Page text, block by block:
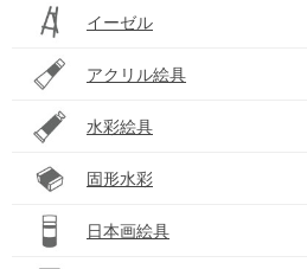
イーゼル
アクリル絵具
水彩絵具
固形水彩
日本画絵具